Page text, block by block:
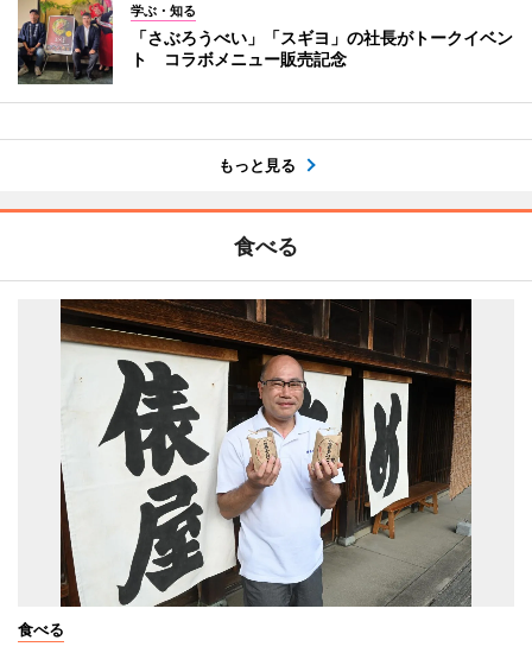
学ぶ・知る
「さぶろうべい」「スギヨ」の社長がトークイベン
ト コラボメニュー販売記念
もっと見る
食べる
食べる